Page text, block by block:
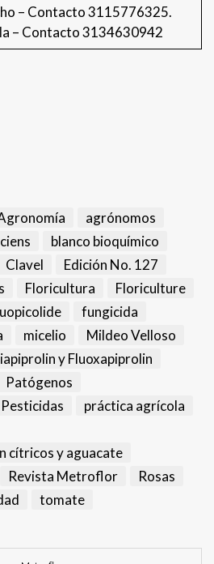
– Contacto 3115776325.
– Contacto 3134630942
agrónomos
blanco bioquímico
Clavel
Edición No. 127
Floricultura
Floriculture
fungicida
micelio
Mildeo Velloso
y Fluoxapiprolin
Patógenos
Pesticidas
práctica agrícola
cítricos y aguacate
Revista Metroflor
Rosas
tomate